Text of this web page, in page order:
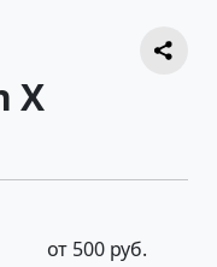
X
от 500 руб.